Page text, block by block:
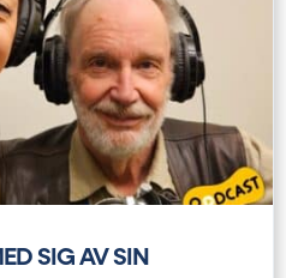
SIG AV SIN